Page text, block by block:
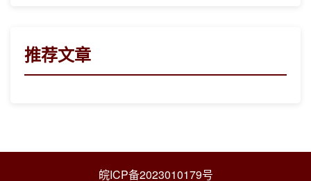
推荐文章
皖ICP备2023010179号